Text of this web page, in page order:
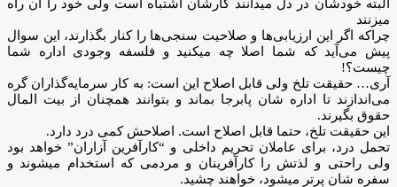
البته خودشان در دل میدانند کارشان اشتباه است ولی خود را آن راه
میزنند
چراکه اگر این ارزیابی‌ها‌ و صلاحیت سنجی‌ها را کنار بگذارند، این سوال
پیش می‌آید که شما اصلا چه میکنید و فلسفه وجودی اداره شما
چیست؟!
آری… حقیقت تلخ ولی قابل اصلاح این است: به کار سرمایه‌گذاران گره
می‌اندازند تا اداره شان پابرجا بماند و بتوانند همچنان از بیت المال
حقوق بگیرند.
این حقیقت تلخ، حتما قابل اصلاح است. اصلاحش کمی درد دارد.
تحمل درد، برای عاملان تحریم داخلی و “کارآفرین آزاران” خواهد بود
ولی راحتی و لذتش را کارآفرینان و مردمی که استخدام میشوند و
سفره شان پرتر میشود، خواهند چشید.